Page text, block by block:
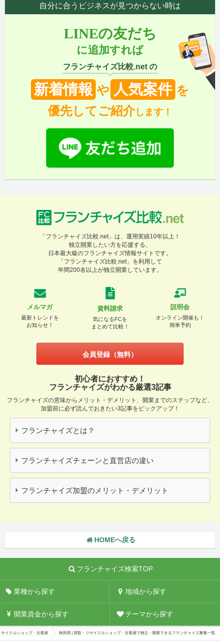
自分に合うビジネスが見つからない時は
LINEの友だち
に追加すれば
フランチャイズ比較.net の
新着情報 や 人気案件 を
優先してご紹介します！
「フランチャイズ比較.net」は、運用実績10年以上！
独立開業したい方を応援する、
日本最大級のフランチャイズ情報サイトです。
「フランチャイズ比較.net」を利用して
年間200名以上が独立開業しています。
メルマガ
最新トレンドを
お知らせ！
資料請求
気になるFCを
まとめて比較！
説明会
オンライン開催も！
簡単予約
会員登録（無料）
初心者におすすめ！
フランチャイズがわかる厳選3記事
フランチャイズの意味からメリット・デメリット、開業までのステップなど、
加盟前に必ず読んでおきたい3記事をピックアップ！
フランチャイズとは？
フランチャイズチェーンと直営店の違い
フランチャイズ加盟のメリット・デメリット
HOMEへ戻る
フランチャイズ検索TOP
業種から探す 地域から探す
開業資金から探す テーマから探す
サイクルショップ・古着屋 秋田県 | 買取・リサイクルショップ・古着屋で独立・開業できるフランチャイズ募集一覧